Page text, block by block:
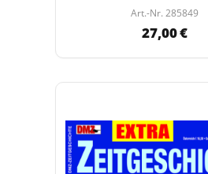
Art.-Nr. 285849
27,00 €